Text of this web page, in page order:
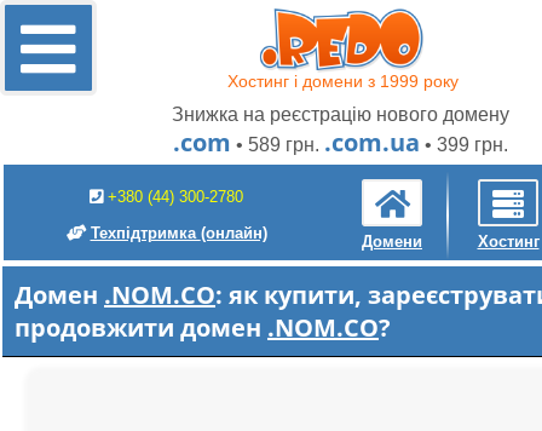
Хостинг і домени з 1999 року
Знижка на реєстрацію нового домену
.com • 589 грн. .com.ua • 399 грн.
+380 (44) 300-2780
Техпідтримка (онлайн) Домени Хостинг
Домен .NOM.CO: як купити,
продовжити домен .NOM.CO?